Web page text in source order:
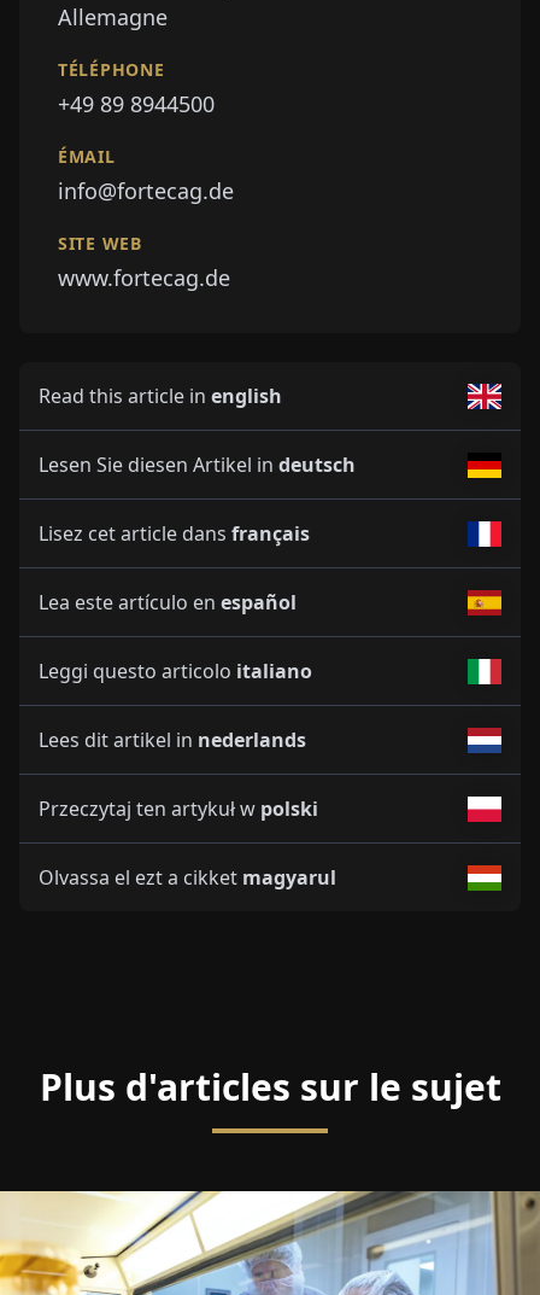
Allemagne
TÉLÉPHONE
+49 89 8944500
ÉMAIL
info@fortecag.de
SITE WEB
www.fortecag.de
Read this article in english
Lesen Sie diesen Artikel in deutsch
Lisez cet article dans français
Lea este artículo en español
Leggi questo articolo italiano
Lees dit artikel in nederlands
Przeczytaj ten artykuł w polski
Olvassa el ezt a cikket magyarul
Plus d'articles sur le sujet